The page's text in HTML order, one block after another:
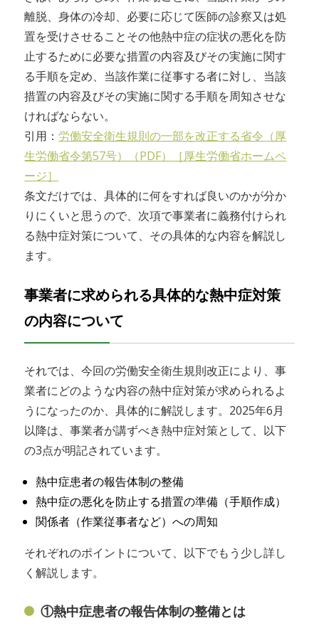
離脱、身体の冷却、必要に応じて医師の診察又は処
置を受けさせることその他熱中症の症状の悪化を防
止するために必要な措置の内容及びその実施に関す
る手順を定め、当該作業に従事する者に対し、当該
措置の内容及びその実施に関する手順を周知させな
ければならない。
引用：労働安全衛生規則の一部を改正する省令（厚
生労働省令第57号）（PDF）［厚生労働省ホームペ
ージ］
条文だけでは、具体的に何をすれば良いのかが分か
りにくいと思うので、次項で事業者に義務付けられ
る熱中症対策について、その具体的な内容を解説し
ます。
事業者に求められる具体的な熱中症対策
の内容について
それでは、今回の労働安全衛生規則改正により、事
業者にどのような内容の熱中症対策が求められるよ
うになったのか、具体的に解説します。2025年6月
以降は、事業者が講ずべき熱中症対策として、以下
の3点が明記されています。
熱中症患者の報告体制の整備
熱中症の悪化を防止する措置の準備（手順作成）
関係者（作業従事者など）への周知
それぞれのポイントについて、以下でもう少し詳し
く解説します。
①熱中症患者の報告体制の整備とは